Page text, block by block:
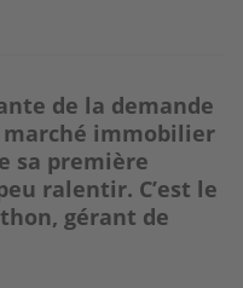
de la demande
marché immobilier
sa première
ralentir. C’est le
gérant de